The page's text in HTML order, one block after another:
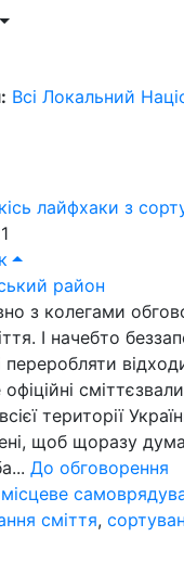
Всі Локальний
лайфхаки з
район
з колегами
І начебто
території
щоб щоразу
До обговорення
місцеве
сміття,